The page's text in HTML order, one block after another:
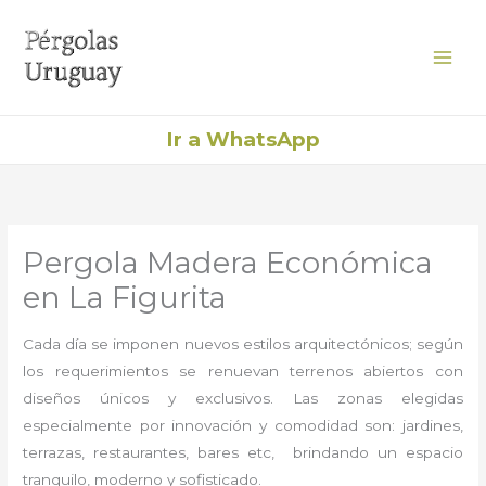
contenido
Ir a WhatsApp
Pergola Madera Económica
en La Figurita
Cada día se imponen nuevos estilos arquitectónicos; según
los requerimientos se renuevan terrenos abiertos con
diseños únicos y exclusivos. Las zonas elegidas
especialmente por innovación y comodidad son: jardines,
terrazas, restaurantes, bares etc, brindando un espacio
tranquilo, moderno y sofisticado.